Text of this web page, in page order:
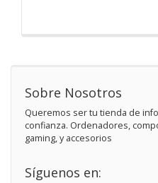
Sobre Nosotros
Queremos ser tu tienda de
confianza. Ordenadores,
gaming, y accesorios
Síguenos en: